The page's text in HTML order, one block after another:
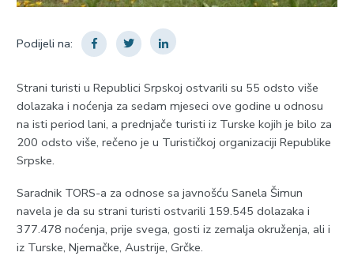
Podijeli na:
Strani turisti u Republici Srpskoj ostvarili su 55 odsto više
dolazaka i noćenja za sedam mjeseci ove godine u odnosu
na isti period lani, a prednjače turisti iz Turske kojih je bilo za
200 odsto više, rečeno je u Turističkoj organizaciji Republike
Srpske.
Saradnik TORS-a za odnose sa javnošću Sanela Šimun
navela je da su strani turisti ostvarili 159.545 dolazaka i
377.478 noćenja, prije svega, gosti iz zemalja okruženja, ali i
iz Turske, Njemačke, Austrije, Grčke.